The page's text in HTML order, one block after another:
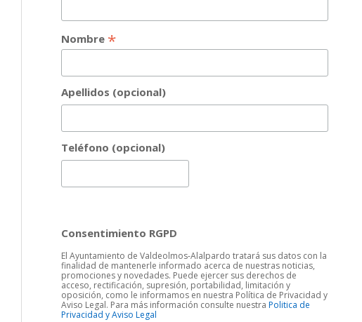
Nombre *
Apellidos (opcional)
Teléfono (opcional)
Consentimiento RGPD
El Ayuntamiento de Valdeolmos-Alalpardo tratará sus datos con la
finalidad de mantenerle informado acerca de nuestras noticias,
promociones y novedades. Puede ejercer sus derechos de
acceso, rectificación, supresión, portabilidad, limitación y
oposición, como le informamos en nuestra Política de Privacidad y
Aviso Legal. Para más información consulte nuestraPolitica de
Privacidad y Aviso Legal